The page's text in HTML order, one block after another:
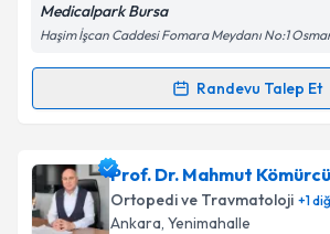
Kişisel verilerimin işlenmesine
Metni'ni okudum ve kişisel
kapsamda işlenmesini kabul
Medicalpark Bursa
Haşim İşcan Caddesi Fomara Meydanı No:1
Randevu Talep Et
Randevu Takvimi Talebi
Doç. Dr. Hanifi Üçpunar için
oluşturun. Size bu uzmandan randevu
takvim hazırlandığında e-posta ile
Prof. Dr. Mahmut Kömürcü
Ortopedi ve Travmatoloji +1
Ankara, Yenimahalle